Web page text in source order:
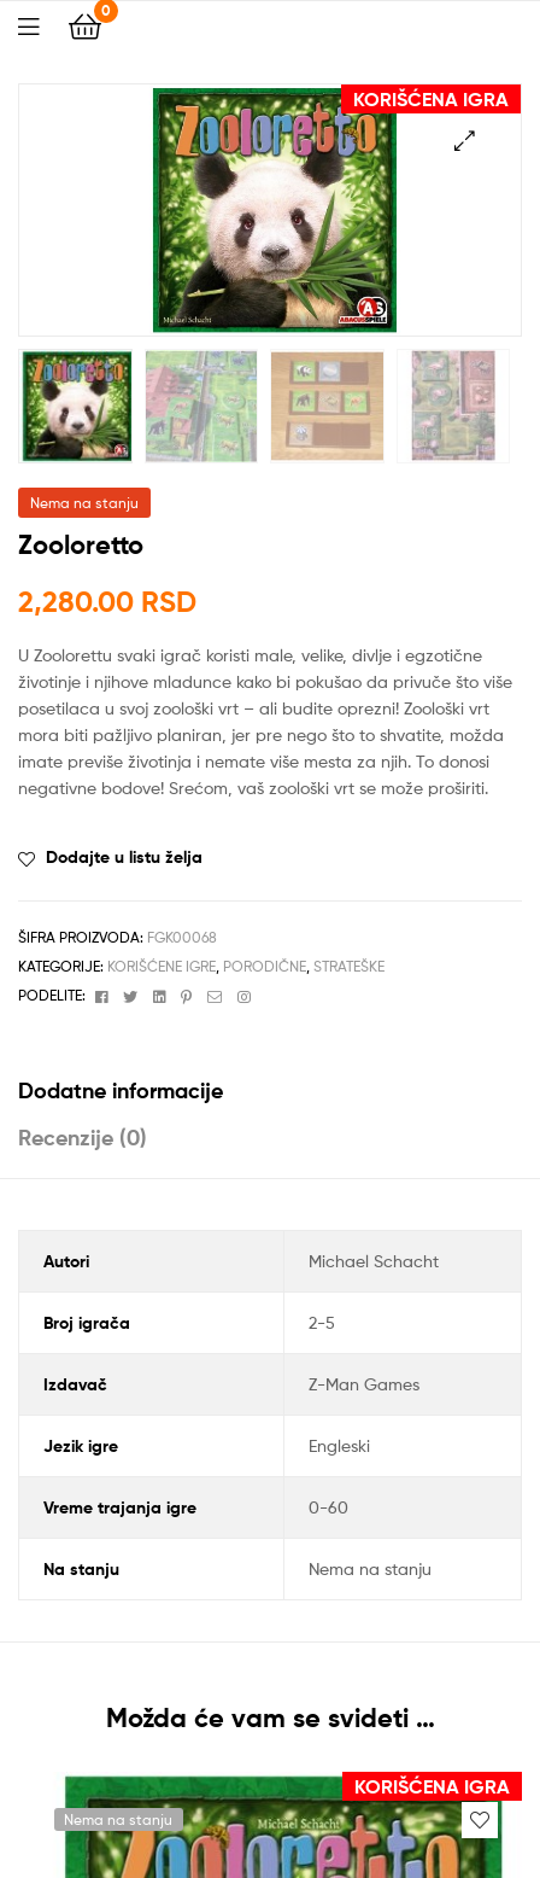
0
KORIŠĆENA IGRA
Nema na stanju
Zooloretto
2,280.00 RSD
U Zoolorettu svaki igrač koristi male, velike, divlje i egzotične
životinje i njihove mladunce kako bi pokušao da privuče što više
posetilaca u svoj zoološki vrt – ali budite oprezni! Zoološki vrt
mora biti pažljivo planiran, jer pre nego što to shvatite, možda
imate previše životinja i nemate više mesta za njih. To donosi
negativne bodove! Srećom, vaš zoološki vrt se može proširiti.
Dodajte u listu želja
ŠIFRA PROIZVODA: FGK00068
KATEGORIJE: KORIŠĆENE IGRE PORODIČNE STRATEŠKE
PODELITE:
FacebookTwitterLinkedinPinterest
EmailInstagram
Dodatne informacije
Recenzije (0)
Autori Michael Schacht
Broj igrača 2-5
Izdavač Z-Man Games
Jezik igre Engleski
Vreme trajanja igre 0-60
Na stanju Nema na stanju
Možda će vam se svideti …
Nema na stanju
KORIŠĆENA IGRA